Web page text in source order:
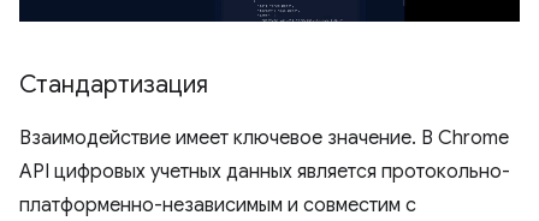
Стандартизация
Взаимодействие имеет ключевое значение. В Chrome
API цифровых учетных данных является протокольно-
платформенно-независимым и совместим с